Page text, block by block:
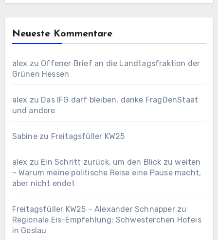
Neueste Kommentare
alex zu Offener Brief an die Landtagsfraktion der
Grünen Hessen
alex zu Das IFG darf bleiben, danke FragDenStaat
und andere
Sabinezu Freitagsfüller KW25
alex zu Ein Schritt zurück, um den Blick zu weiten
– Warum meine politische Reise eine Pause macht,
aber nicht endet
Freitagsfüller KW25 – Alexander Schnapperzu
Regionale Eis-Empfehlung: Schwesterchen Hofeis
in Geslau